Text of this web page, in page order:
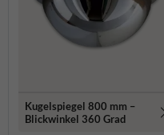
Kugelspiegel 800 mm –
Blickwinkel 360 Grad